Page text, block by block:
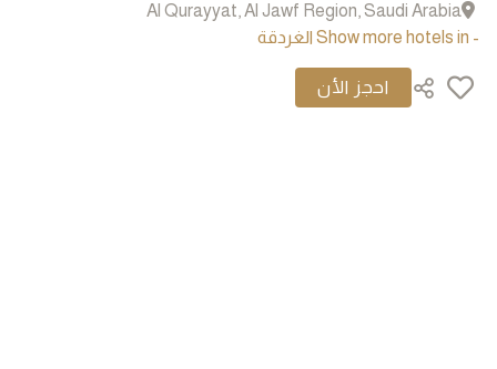
Al Qurayyat, Al Jawf Region, Saudi Arabia
- Show more hotels in الغردقة